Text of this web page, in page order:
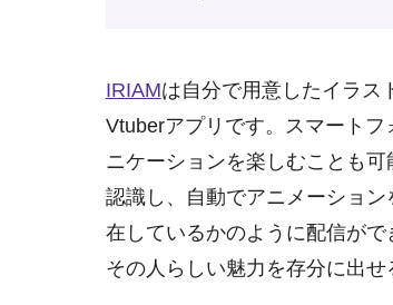
IRIAMは自分で用意したイラス
Vtuberアプリです。スマート
ニケーションを楽しむことも
認識し、自動でアニメーショ
在しているかのように配信がで
その人らしい魅力を存分に出せ